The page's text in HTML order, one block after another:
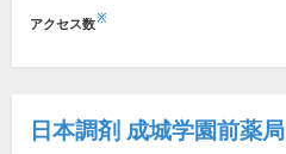
アクセス数※
日本調剤 成城学園前薬局